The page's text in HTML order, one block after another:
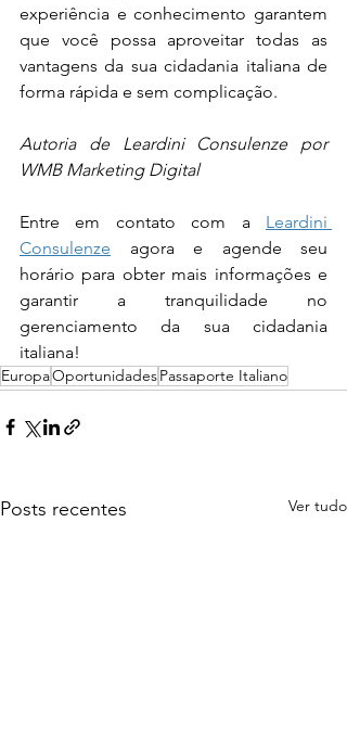
experiência e conhecimento garantem
que você possa aproveitar todas as
vantagens da sua cidadania italiana de
forma rápida e sem complicação.
Autoria de Leardini Consulenze por
WMB Marketing Digital
Entre em contato com a Leardini
Consulenze agora e agende seu
horário para obter mais informações e
garantir a tranquilidade no
gerenciamento da sua cidadania
italiana!
EuropaOportunidadesPassaporte Italiano
Posts recentes Ver tudo